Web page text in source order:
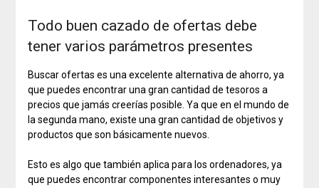
Todo buen cazado de ofertas debe
tener varios parámetros presentes
Buscar ofertas es una excelente alternativa de ahorro, ya
que puedes encontrar una gran cantidad de tesoros a
precios que jamás creerías posible. Ya que en el mundo de
la segunda mano, existe una gran cantidad de objetivos y
productos que son básicamente nuevos.
Esto es algo que también aplica para los ordenadores, ya
que puedes encontrar componentes interesantes o muy